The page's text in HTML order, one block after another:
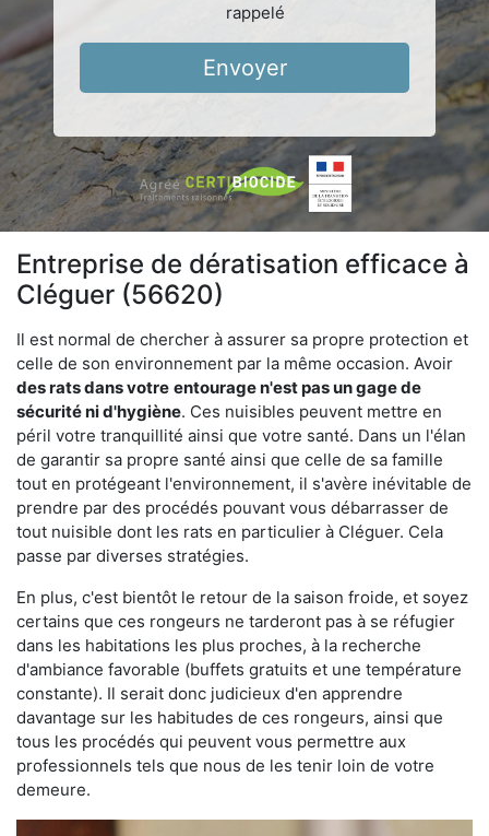
rappelé
Envoyer
Entreprise de dératisation efficace à
Cléguer (56620)
Il est normal de chercher à assurer sa propre protection et
celle de son environnement par la même occasion. Avoir
des rats dans votre entourage n'est pas un gage de
sécurité ni d'hygiène. Ces nuisibles peuvent mettre en
péril votre tranquillité ainsi que votre santé. Dans un l'élan
de garantir sa propre santé ainsi que celle de sa famille
tout en protégeant l'environnement, il s'avère inévitable de
prendre par des procédés pouvant vous débarrasser de
tout nuisible dont les rats en particulier à Cléguer. Cela
passe par diverses stratégies.
En plus, c'est bientôt le retour de la saison froide, et soyez
certains que ces rongeurs ne tarderont pas à se réfugier
dans les habitations les plus proches, à la recherche
d'ambiance favorable (buffets gratuits et une température
constante). Il serait donc judicieux d'en apprendre
davantage sur les habitudes de ces rongeurs, ainsi que
tous les procédés qui peuvent vous permettre aux
professionnels tels que nous de les tenir loin de votre
demeure.